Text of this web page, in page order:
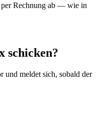
per Rechnung ab — wie in
schicken?
und meldet sich, sobald der